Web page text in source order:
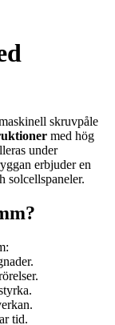
skruvpåle
med hög
under
erbjuder en
solcellspaneler.
tid.